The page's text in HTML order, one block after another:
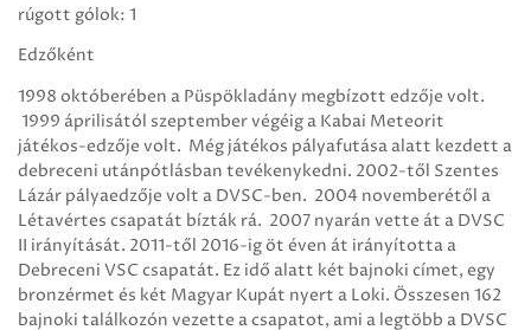
rúgott gólok: 1
Edzőként
1998 októberében a Püspökladány megbízott edzője volt.
1999 áprilisától szeptember végéig a Kabai Meteorit
játékos-edzője volt. Még játékos pályafutása alatt kezdett a
debreceni utánpótlásban tevékenykedni. 2002-től Szentes
Lázár pályaedzője volt a DVSC-ben. 2004 novemberétől a
Létavértes csapatát bízták rá. 2007 nyarán vette át a DVSC
II irányítását. 2011-től 2016-ig öt éven át irányította a
Debreceni VSC csapatát. Ez idő alatt két bajnoki címet, egy
bronzérmet és két Magyar Kupát nyert a Loki. Összesen 162
bajnoki találkozón vezette a csapatot, ami a legtöbb a DVSC